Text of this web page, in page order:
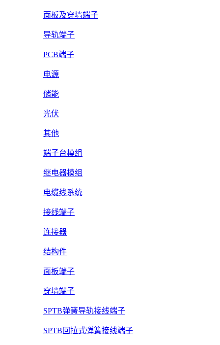
面板及穿墙端子
导轨端子
PCB端子
电源
储能
光伏
其他
端子台模组
继电器模组
电缆线系统
接线端子
连接器
结构件
面板端子
穿墙端子
SPTB弹簧导轨接线端子
SPTB回拉式弹簧接线端子